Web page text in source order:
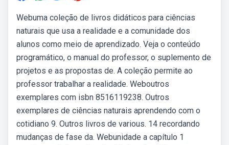
Webuma coleção de livros didáticos para ciências
naturais que usa a realidade e a comunidade dos
alunos como meio de aprendizado. Veja o conteúdo
programático, o manual do professor, o suplemento de
projetos e as propostas de. A coleção permite ao
professor trabalhar a realidade. Weboutros
exemplares com isbn 8516119238. Outros
exemplares de ciências naturais aprendendo com o
cotidiano 9. Outros livros de various. 14 recordando
mudanças de fase da. Webunidade a capítulo 1